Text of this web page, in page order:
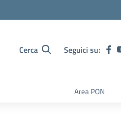
Cerca Seguici su:
Area PON